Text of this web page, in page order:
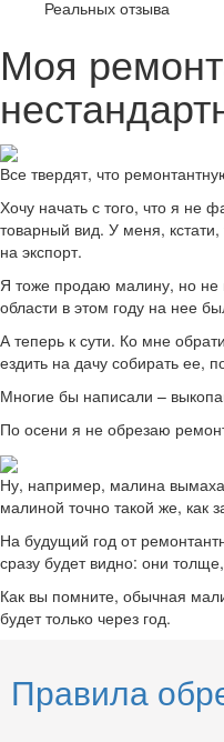
Реальных отзыва
Моя
Все твердят, что
Хочу начать с того, что я не
товарный вид. У меня,
на экспорт.
Я тоже продаю малину, но не
области в этом году на нее
А теперь к сути. Ко мне
ездить на дачу собирать ее,
Многие бы написали –
По осени я не обрезаю
Ну, например, малина
малиной точно такой же, как
На будущий год от
сразу будет видно: они
Как вы помните, обычная
будет только через год.
Правила